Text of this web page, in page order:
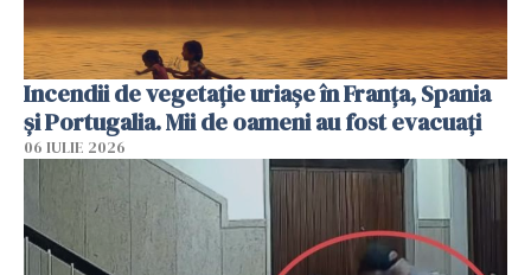
Incendii de vegetație uriașe în Franța, Spania
și Portugalia. Mii de oameni au fost evacuați
06 IULIE 2026